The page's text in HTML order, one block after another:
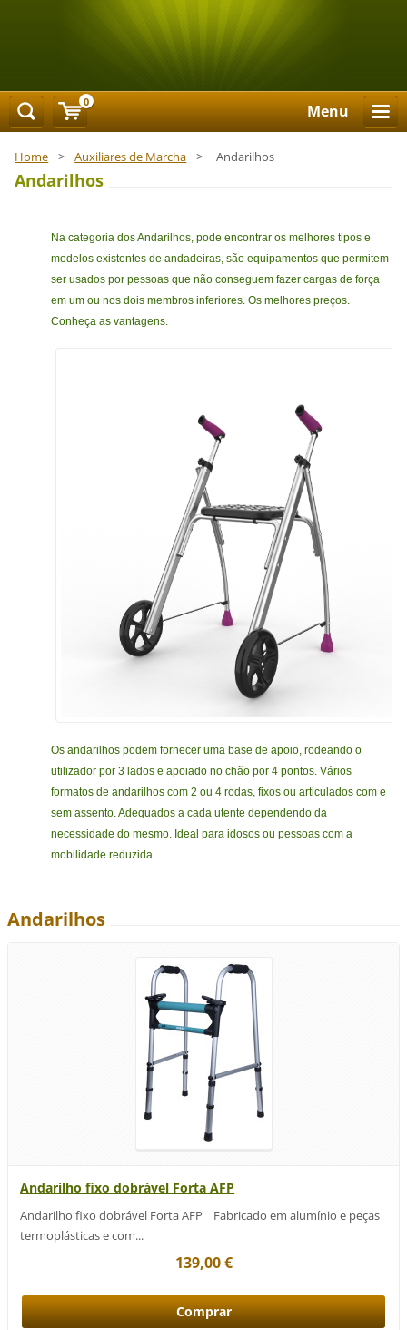
Menu
Home > Auxiliares de Marcha > Andarilhos
Andarilhos
Na categoria dos Andarilhos, pode encontrar os melhores tipos e
modelos existentes de andadeiras, são equipamentos que permitem
ser usados por pessoas que não conseguem fazer cargas de força
em um ou nos dois membros inferiores. Os melhores preços.
Conheça as vantagens.
Os andarilhos podem fornecer uma base de apoio, rodeando o
utilizador por 3 lados e apoiado no chão por 4 pontos. Vários
formatos de andarilhos com 2 ou 4 rodas, fixos ou articulados com e
sem assento. Adequados a cada utente dependendo da
necessidade do mesmo. Ideal para idosos ou pessoas com a
mobilidade reduzida.
Andarilhos
Andarilho fixo dobrável Forta AFP
Andarilho fixo dobrável Forta AFP Fabricado em alumínio e peças
termoplásticas e com...
139,00 €
0